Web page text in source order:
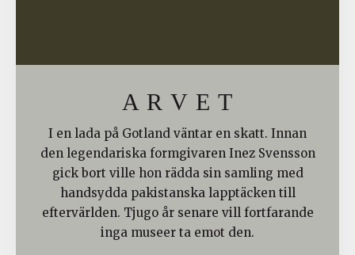
A R V E T
I en lada på Gotland väntar en skatt. Innan
den legendariska formgivaren Inez Svensson
gick bort ville hon rädda sin samling med
handsydda pakistanska lapptäcken till
eftervärlden. Tjugo år senare vill fortfarande
inga museer ta emot den.